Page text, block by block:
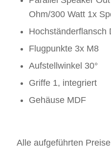
Ohm/300 Watt 1x
Hochständerflansch
Flugpunkte 3x M8
Aufstellwinkel 30°
Griffe 1, integriert
Gehäuse MDF
Alle aufgeführten